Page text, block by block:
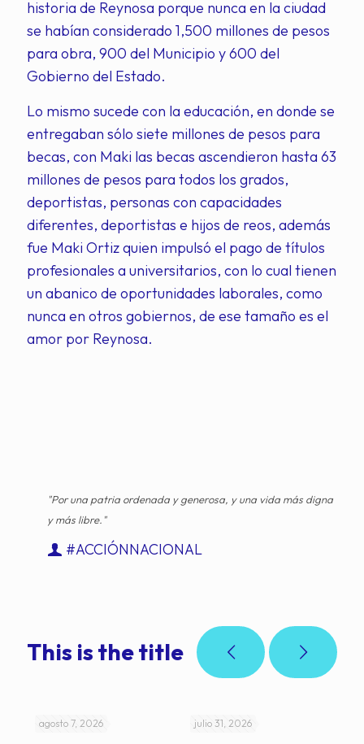
historia de Reynosa porque nunca en la ciudad
se habían considerado 1,500 millones de pesos
para obra, 900 del Municipio y 600 del
Gobierno del Estado.
Lo mismo sucede con la educación, en donde se
entregaban sólo siete millones de pesos para
becas, con Maki las becas ascendieron hasta 63
millones de pesos para todos los grados,
deportistas, personas con capacidades
diferentes, deportistas e hijos de reos, además
fue Maki Ortiz quien impulsó el pago de títulos
profesionales a universitarios, con lo cual tienen
un abanico de oportunidades laborales, como
nunca en otros gobiernos, de ese tamaño es el
amor por Reynosa.
"Por una patria ordenada y generosa, y una vida más digna
y más libre."
#ACCIÓNNACIONAL
This is the title
agosto 7, 2026 julio 31, 2026